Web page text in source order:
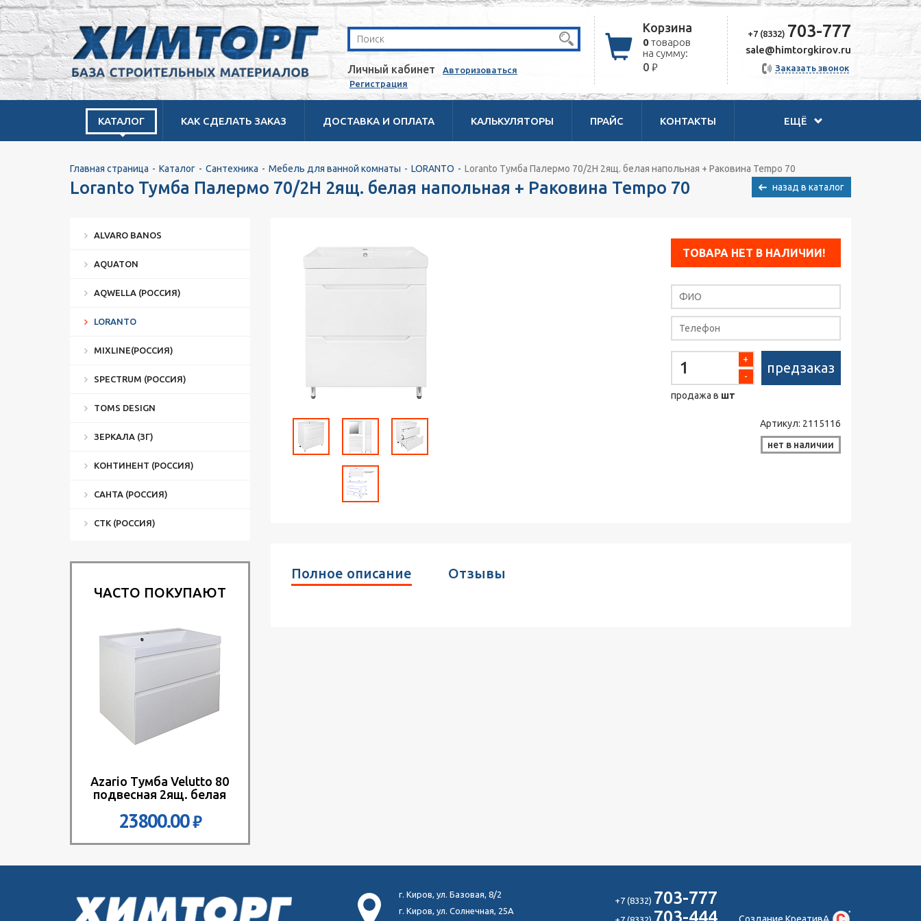
Личный кабинет
Авторизоваться
Регистрация
Корзина
0товаров
на сумму:
0 ₽
+7 (8332) 703-777
sale@himtorgkirov.ru
Заказать звонок
КАТАЛОГ КАК СДЕЛАТЬ ЗАКАЗ ДОСТАВКА И ОПЛАТА КАЛЬКУЛЯТОРЫ ПРАЙС КОНТАКТЫ ЕЩЁ
Главная страница Каталог Сантехника Мебель для ванной комнаты LORANTO Loranto Тумба Палермо 70/2Н 2ящ. белая напольная + Раковина Tempo 70
Loranto Тумба Палермо 70/2Н 2ящ. белая напольная + Раковина Tempo 70 назад в каталог
ALVARO BANOS
AQUATON
AQWELLA (РОССИЯ)
LORANTO
MIXLINE(РОССИЯ)
SPECTRUM (РОССИЯ)
TOMS DESIGN
ЗЕРКАЛА (ЗГ)
КОНТИНЕНТ (РОССИЯ)
САНТА (РОССИЯ)
СТК (РОССИЯ)
ЧАСТО ПОКУПАЮТ
Azario Тумба Velutto 80
подвесная 2ящ. белая
80
23800.00₽
ТОВАРА НЕТ В НАЛИЧИИ!
-
+
продажа в шт
предзаказ
Артикул: 2115116
нет в наличии
Полное описание Отзывы
г. Киров, ул. Базовая, 8/2
г. Киров, ул. Солнечная, 25А
+7 (8332) 703-777
703-444